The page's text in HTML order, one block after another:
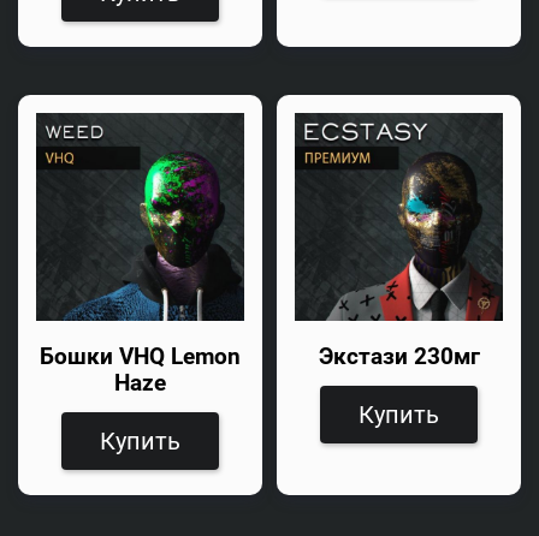
Бошки VHQ Lemon
Haze
Купить
Экстази 230мг
Купить